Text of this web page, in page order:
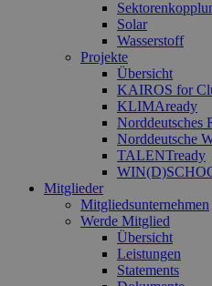
Solar
Wasserstoff
Projekte
Übersicht
KAIROS for
KLIMAready
Norddeutsches
Norddeutsche
TALENTready
Mitglieder
Mitgliedsunternehmen
Werde Mitglied
Übersicht
Leistungen
Statements